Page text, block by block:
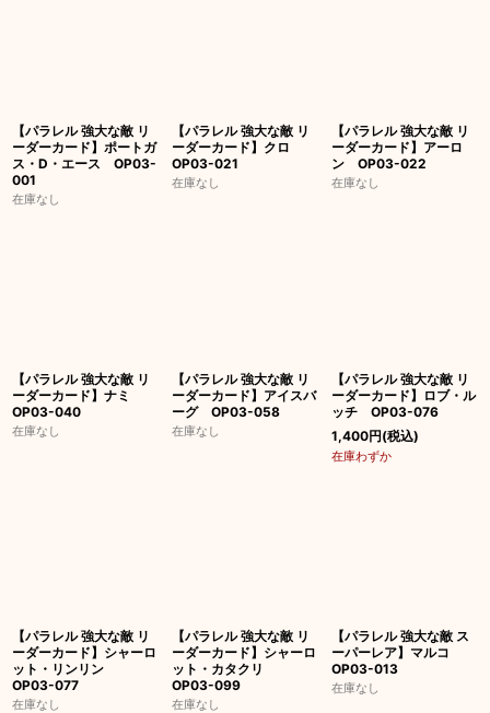
【パラレル 強大な敵 リ
ーダーカード】ポートガ
ス・D・エース OP03-
001
在庫なし
【パラレル 強大な敵 リ
ーダーカード】クロ
OP03-021
在庫なし
【パラレル 強大な敵 リ
ーダーカード】アーロ
ン OP03-022
在庫なし
【パラレル 強大な敵 リ
ーダーカード】ナミ
OP03-040
在庫なし
【パラレル 強大な敵 リ
ーダーカード】アイスバ
ーグ OP03-058
在庫なし
【パラレル 強大な敵 リ
ーダーカード】ロブ・ル
ッチ OP03-076
1,400円(税込)
在庫わずか
【パラレル 強大な敵 リ
ーダーカード】シャーロ
ット・リンリン
OP03-077
在庫なし
【パラレル 強大な敵 リ
ーダーカード】シャーロ
ット・カタクリ
OP03-099
在庫なし
【パラレル 強大な敵 ス
ーパーレア】マルコ
OP03-013
在庫なし